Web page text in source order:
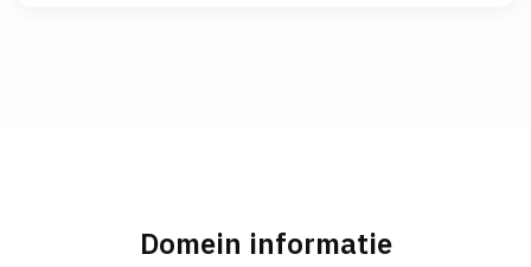
Domein informatie